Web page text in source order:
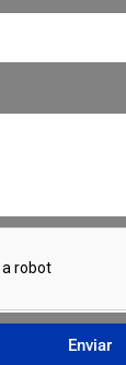
Enviar